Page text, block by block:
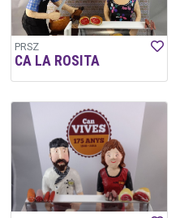
PRSZ
CA LA ROSITA